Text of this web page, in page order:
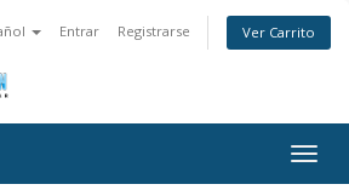
Entrar Registrarse Ver Carrito